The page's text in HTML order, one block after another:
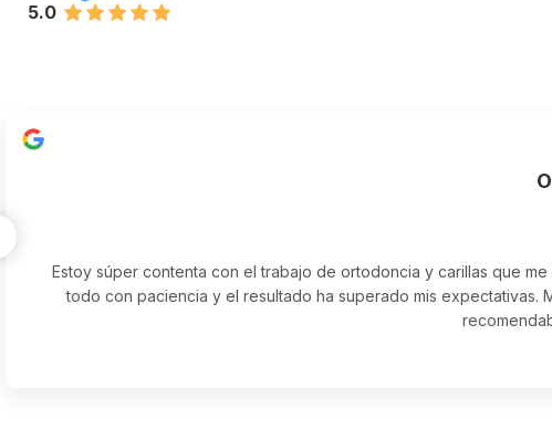
5.0
Estoy súper contenta con el trabajo de ortodoncia y carillas que
todo con paciencia y el resultado ha superado mis expectativas.